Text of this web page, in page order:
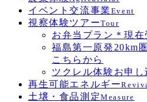
イベント交流事業 Event
視察体験ツアーTour
お弁当プラン＊現在
福島第一原発20km
こちらから
ツクレル体験お申し
再生可能エネルギー
土壌・食品測定Measure